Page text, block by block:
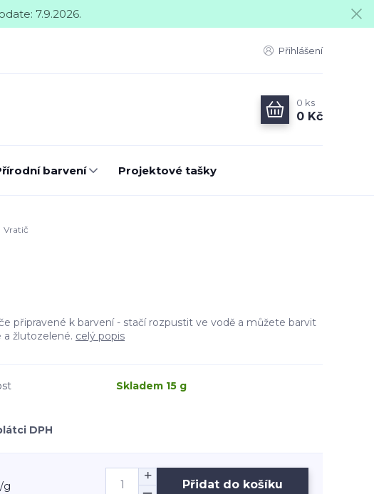
7.9.2026.
Přihlášení
0 ks
0 Kč
barvení Projektové tašky
Vratič
připravené k barvení - stačí rozpustit ve vodě a můžete barvit
a žlutozelené. celý popis
Skladem 15 g
DPH
/g Přidat do košíku